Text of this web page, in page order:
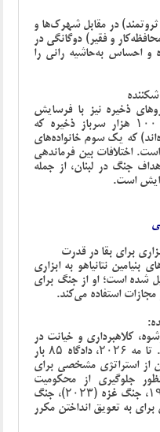
ثروتمند) در مقابل شهرک‌ها و
و فقیر) دوگانگی در
و احساس به‌حاشیه رانی را
ذخیره نیز با فرسایش
بی‌سابقه‌ای مواجه هستند (فراخوان ۱۰۰ هزار سرباز ذخیره که
بار احضار شده‌اند) که یک سوم خانواده‌های
اختلافات بین فرماندهی
جنگ در لبنان، از جمله
است.
برای بقا در قدرت
نتانیاهو به ابزاری
شده است؛ او از جنگ برای
استفاده می‌کند.
:
با اتهامات رشوه، کلاهبرداری و خیانت در
امانت در سه پرونده اصلی روبروست. تا مه ۲۰۲۶، دادگاه ۸۵ بار
استراتژی مشخصی برای
جلوگیری از محکومیت
احتمالی دارد. او از همه‌گیری کووید-۱۹، جنگ غزه (۲۰۲۳)، جنگ
برای به تعویق انداختن مکرر